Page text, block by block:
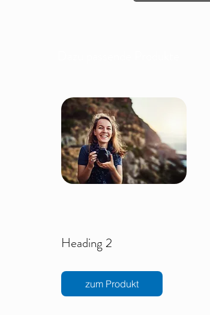
Heading 2
zum Produkt